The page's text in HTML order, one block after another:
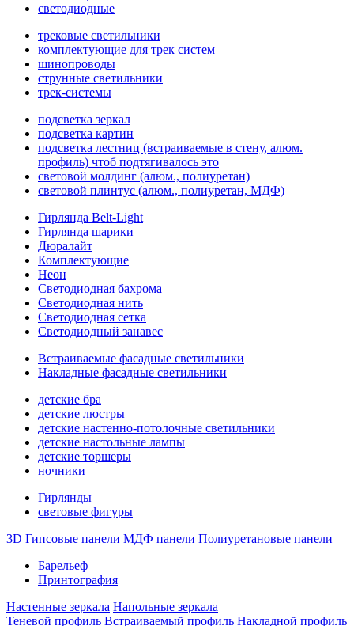
светодиодные
трековые светильники
комплектующие для трек систем
шинопроводы
струнные светильники
трек-системы
подсветка зеркал
подсветка картин
подсветка лестниц (встраиваемые в стену, алюм.
профиль) чтоб подтягивалось это
световой молдинг (алюм., полиуретан)
световой плинтус (алюм., полиуретан, МДФ)
Гирлянда Belt-Light
Гирлянда шарики
Дюралайт
Комплектующие
Неон
Светодиодная бахрома
Светодиодная нить
Светодиодная сетка
Светодиодный занавес
Встраиваемые фасадные светильники
Накладные фасадные светильники
детские бра
детские люстры
детские настенно-потолочные светильники
детские настольные лампы
детские торшеры
ночники
Гирлянды
световые фигуры
3D Гипсовые панели МДФ панели Полиуретановые панели
Барельеф
Принтография
Настенные зеркала Напольные зеркала
Теневой профиль Встраиваемый профиль Накладной профиль